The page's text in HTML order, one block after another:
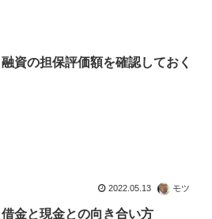
融資の担保評価額を確認しておく
2022.05.13 モツ
借金と現金との向き合い方